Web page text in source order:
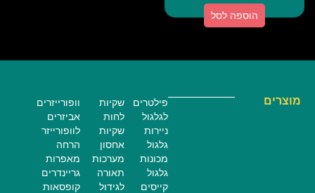
הוספה לסל
מוצרים
פילטרים
לגלגול
ניירות
גלגול
מכונות
גלגול
קייסים
שקיות
לחות
שקיות
אחסון
מערכות
תאורה
לגידול
וופורייזרים
אביזרים
לוופורייזר
הרחה
מאפרות
גריינדרים
קופסאות